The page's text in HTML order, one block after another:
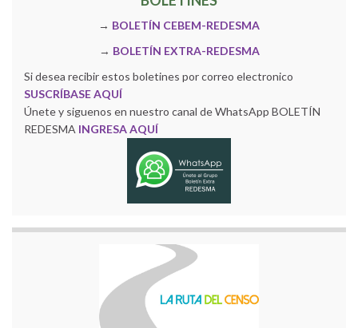
→ BOLETÍN CEBEM-REDESMA
→ BOLETÍN EXTRA-REDESMA
Si desea recibir estos boletines por correo electronico
SUSCRÍBASE AQUÍ
Únete y siguenos en nuestro canal de WhatsApp BOLETÍN
REDESMA INGRESA AQUÍ